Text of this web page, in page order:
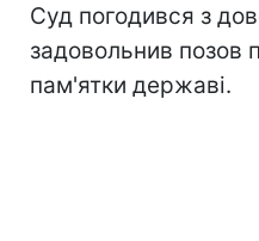
Суд погодився з
задовольнив позов
пам'ятки державі.